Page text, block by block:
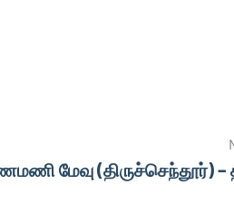
மேவு (திருச்செந்தூர்) –